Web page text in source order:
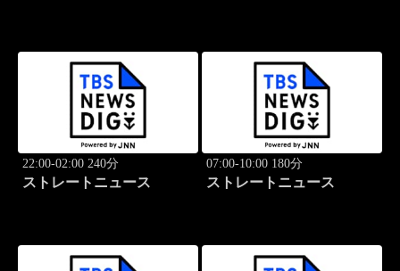
22:00-02:00 240分
ストレートニュース
07:00-10:00 180分
ストレートニュース